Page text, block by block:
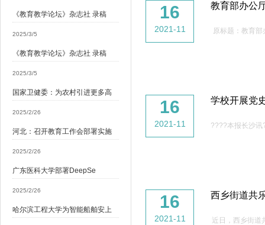
《教育教学论坛》杂志社 录稿
2025/3/5
《教育教学论坛》杂志社 录稿
2025/3/5
国家卫健委：为农村引进更多高
2025/2/26
河北：召开教育工作会部署实施
2025/2/26
广东医科大学部署DeepSe
2025/2/26
哈尔滨工程大学为智能船舶安上
16
2021-11
教育部办公
原标题：教育
16
2021-11
学校开展党
????本报长沙讯
16
2021-11
西乡街道共
近日，西乡街道